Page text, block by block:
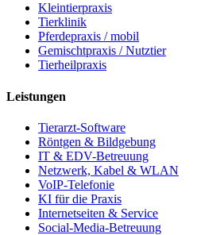
Kleintierpraxis
Tierklinik
Pferdepraxis / mobil
Gemischtpraxis / Nutztier
Tierheilpraxis
Leistungen
Tierarzt-Software
Röntgen & Bildgebung
IT & EDV-Betreuung
Netzwerk, Kabel & WLAN
VoIP-Telefonie
KI für die Praxis
Internetseiten & Service
Social-Media-Betreuung